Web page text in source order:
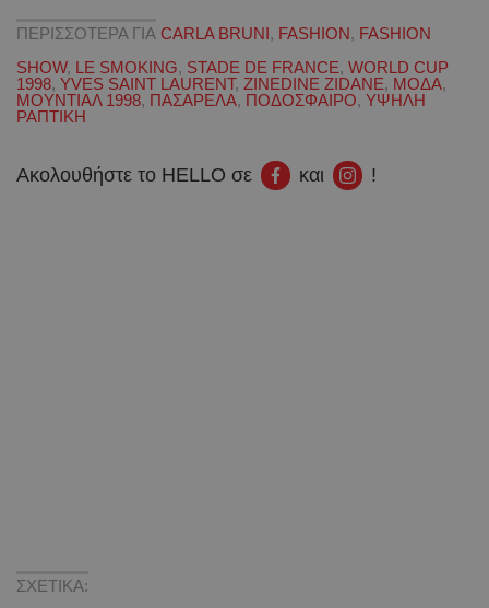
ΠΕΡΙΣΣΟΤΕΡΑ ΓΙΑ CARLA BRUNI, FASHION, FASHION
SHOW, LE SMOKING, STADE DE FRANCE, WORLD CUP
1998, YVES SAINT LAURENT, ZINEDINE ZIDANE, ΜΟΔΑ,
ΜΟΥΝΤΙΑΛ 1998, ΠΑΣΑΡΕΛΑ, ΠΟΔΟΣΦΑΙΡΟ, ΥΨΗΛΗ
ΡΑΠΤΙΚΗ
Ακολουθήστε το HELLO σε και !
ΣΧΕΤΙΚΑ: